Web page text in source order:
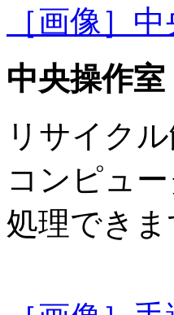
［画像］
中央操作室
リサイク
コンピュ
処理できま